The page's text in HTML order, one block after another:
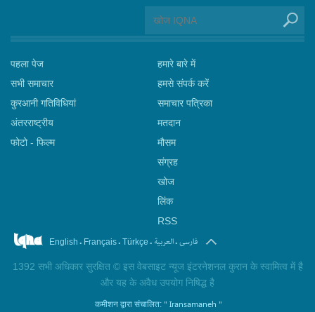
पहला पेज
सभी समाचार
कुरआनी गतिविधियां
अंतरराष्ट्रीय
फोटो - फिल्म
हमारे बारे में
हमसे संपर्क करें
समाचार पत्रिका
मतदान
मौसम
संग्रह
खोज
लिंक
RSS
English . Français. Türkçe . العربیة.فارسی
1392 सभी अधिकार सुरक्षित © इस वेबसाइट न्यूज इंटरनेशनल कुरान के स्वामित्व में है
और यह के अवैध उपयोग निषिद्ध है
कमीशन द्वारा संचालित: " Iransamaneh "